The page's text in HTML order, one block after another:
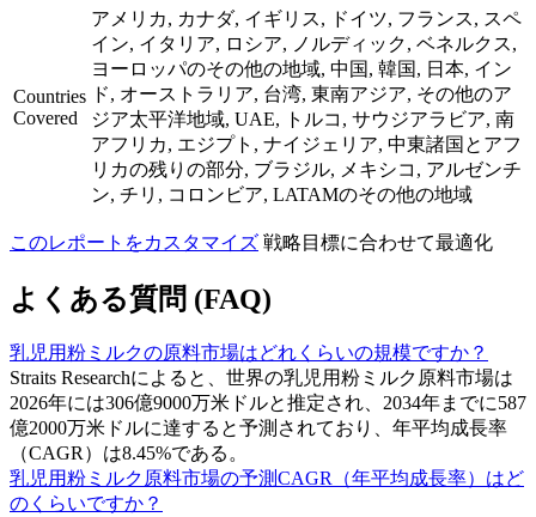
Countries
Covered
アメリカ, カナダ, イギリス, ドイツ, フランス, スペ
イン, イタリア, ロシア, ノルディック, ベネルクス,
ヨーロッパのその他の地域, 中国, 韓国, 日本, イン
ド, オーストラリア, 台湾, 東南アジア, その他のア
ジア太平洋地域, UAE, トルコ, サウジアラビア, 南
アフリカ, エジプト, ナイジェリア, 中東諸国とアフ
リカの残りの部分, ブラジル, メキシコ, アルゼンチ
ン, チリ, コロンビア, LATAMのその他の地域
このレポートをカスタマイズ 戦略目標に合わせて最適化
よくある質問 (FAQ)
乳児用粉ミルクの原料市場はどれくらいの規模ですか？
Straits Researchによると、世界の乳児用粉ミルク原料市場は
2026年には306億9000万米ドルと推定され、2034年までに587
億2000万米ドルに達すると予測されており、年平均成長率
（CAGR）は8.45%である。
乳児用粉ミルク原料市場の予測CAGR（年平均成長率）はど
のくらいですか？